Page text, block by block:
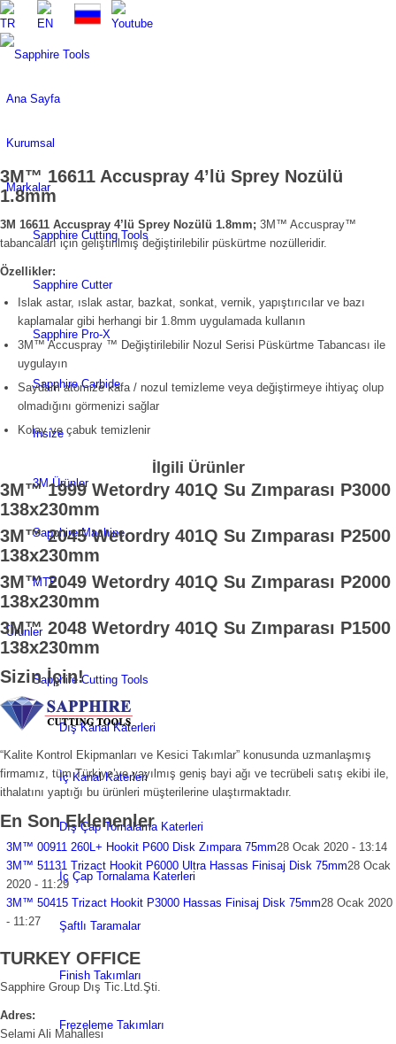
Ana Sayfa
Kurumsal
Markalar
Sapphire Cutting Tools
Sapphire Cutter
Sapphire Pro-X
Sapphire Carbide
Insize
3M Ürünler
Sapphire Machine
MTE
Ürünler
Sapphire Cutting Tools
Dış Kanal Katerleri
İç Kanal Katerleri
Dış Çap Tornalama Katerleri
İç Çap Tornalama Katerleri
Şaftlı Taramalar
Finish Takımları
Frezeleme Takımları
3M™ 16611 Accuspray 4’lü Sprey Nozülü
1.8mm
3M 16611 Accuspray 4’lü Sprey Nozülü 1.8mm; 3M™ Accuspray™
tabancaları için geliştirilmiş değiştirilebilir püskürtme nozülleridir.
Özellikler:
Islak astar, ıslak astar, bazkat, sonkat, vernik, yapıştırıcılar ve bazı
kaplamalar gibi herhangi bir 1.8mm uygulamada kullanın
3M™ Accuspray ™ Değiştirilebilir Nozul Serisi Püskürtme Tabancası ile
uygulayın
Saydam atomize kafa / nozul temizleme veya değiştirmeye ihtiyaç olup
olmadığını görmenizi sağlar
Kolay ve çabuk temizlenir
İlgili Ürünler
3M™ 1999 Wetordry 401Q Su Zımparası P3000
138x230mm
3M™ 2045 Wetordry 401Q Su Zımparası P2500
138x230mm
3M™ 2049 Wetordry 401Q Su Zımparası P2000
138x230mm
3M™ 2048 Wetordry 401Q Su Zımparası P1500
138x230mm
Sizin İçin!
“Kalite Kontrol Ekipmanları ve Kesici Takımlar” konusunda uzmanlaşmış
firmamız, tüm Türkiye’ye yayılmış geniş bayi ağı ve tecrübeli satış ekibi ile,
ithalatını yaptığı bu ürünleri müşterilerine ulaştırmaktadır.
En Son Eklenenler
3M™ 00911 260L+ Hookit P600 Disk Zımpara 75mm28 Ocak 2020 - 13:14
3M™ 51131 Trizact Hookit P6000 Ultra Hassas Finisaj Disk 75mm28 Ocak
2020 - 11:29
3M™ 50415 Trizact Hookit P3000 Hassas Finisaj Disk 75mm28 Ocak 2020
- 11:27
TURKEY OFFICE
Sapphire Group Dış Tic.Ltd.Şti.
Adres:
Selami Ali Mahallesi